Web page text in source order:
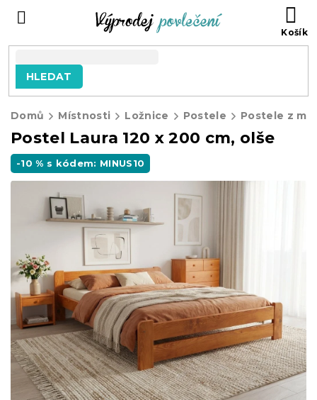
HLEDAT
Domů Místnosti Ložnice Postele Postele z
Postel Laura 120 x 200 cm, olše
-10 % s kódem: MINUS10